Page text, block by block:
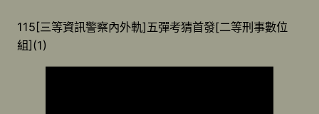
115[三等資訊警察內外軌]五彈考猜首發[二等刑事數位
組](1)